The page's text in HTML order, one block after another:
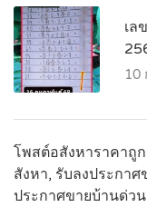
เล
10
โพสต์อสังหาราคาถู
สังหา, รับลงประกาศ
ประกาศขายบ้านด่วน